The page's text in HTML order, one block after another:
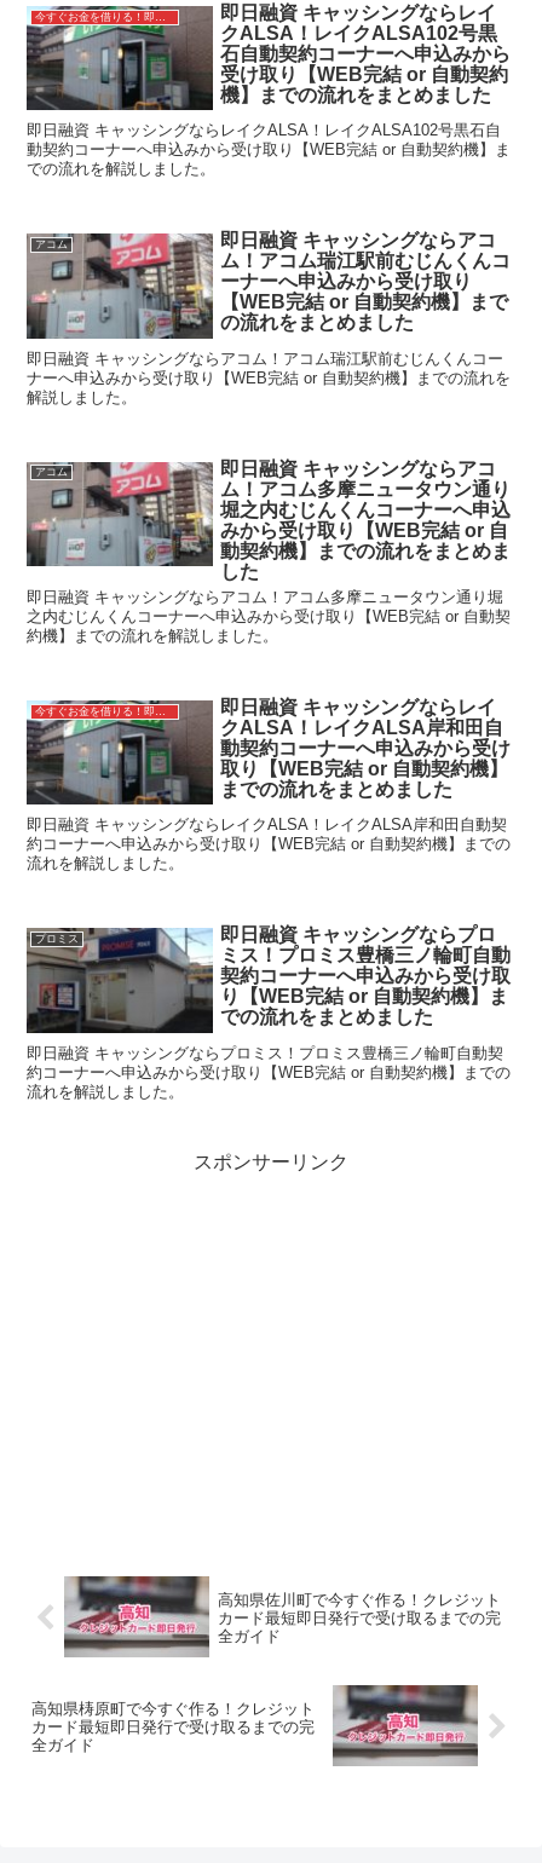
即日融資 キャッシングならレイ
クALSA！レイクALSA102号黒
石自動契約コーナーへ申込みから
受け取り【WEB完結 or 自動契約
機】までの流れをまとめました
即日融資 キャッシングならレイクALSA！レイクALSA102号黒石自
動契約コーナーへ申込みから受け取り【WEB完結 or 自動契約機】ま
での流れを解説しました。
アコム
即日融資 キャッシングならアコ
ム！アコム瑞江駅前むじんくんコ
ーナーへ申込みから受け取り
【WEB完結 or 自動契約機】まで
の流れをまとめました
即日融資 キャッシングならアコム！アコム瑞江駅前むじんくんコー
ナーへ申込みから受け取り【WEB完結 or 自動契約機】までの流れを
解説しました。
アコム
即日融資 キャッシングならアコ
ム！アコム多摩ニュータウン通り
堀之内むじんくんコーナーへ申込
みから受け取り【WEB完結 or 自
動契約機】までの流れをまとめま
した
即日融資 キャッシングならアコム！アコム多摩ニュータウン通り堀
之内むじんくんコーナーへ申込みから受け取り【WEB完結 or 自動契
約機】までの流れを解説しました。
即日融資 キャッシングならレイ
クALSA！レイクALSA岸和田自
動契約コーナーへ申込みから受け
取り【WEB完結 or 自動契約機】
までの流れをまとめました
即日融資 キャッシングならレイクALSA！レイクALSA岸和田自動契
約コーナーへ申込みから受け取り【WEB完結 or 自動契約機】までの
流れを解説しました。
プロミス
即日融資 キャッシングならプロ
ミス！プロミス豊橋三ノ輪町自動
契約コーナーへ申込みから受け取
り【WEB完結 or 自動契約機】ま
での流れをまとめました
即日融資 キャッシングならプロミス！プロミス豊橋三ノ輪町自動契
約コーナーへ申込みから受け取り【WEB完結 or 自動契約機】までの
流れを解説しました。
スポンサーリンク
高知県佐川町で今すぐ作る！クレジット
カード最短即日発行で受け取るまでの完
全ガイド
高知県梼原町で今すぐ作る！クレジット
カード最短即日発行で受け取るまでの完
全ガイド